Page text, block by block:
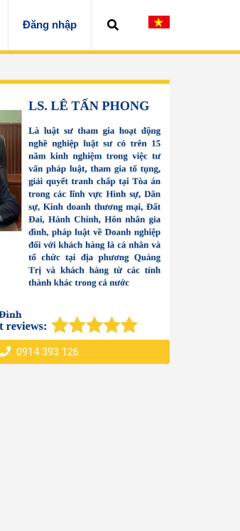
Đăng nhập
0914 393 126